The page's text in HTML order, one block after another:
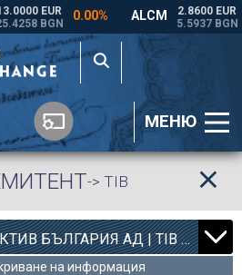
МЕНЮ
-> TIB
ТЕЛЕМАТИК ИНТЕРАКТИВ БЪЛГАРИЯ АД | TIB | 12
на информация